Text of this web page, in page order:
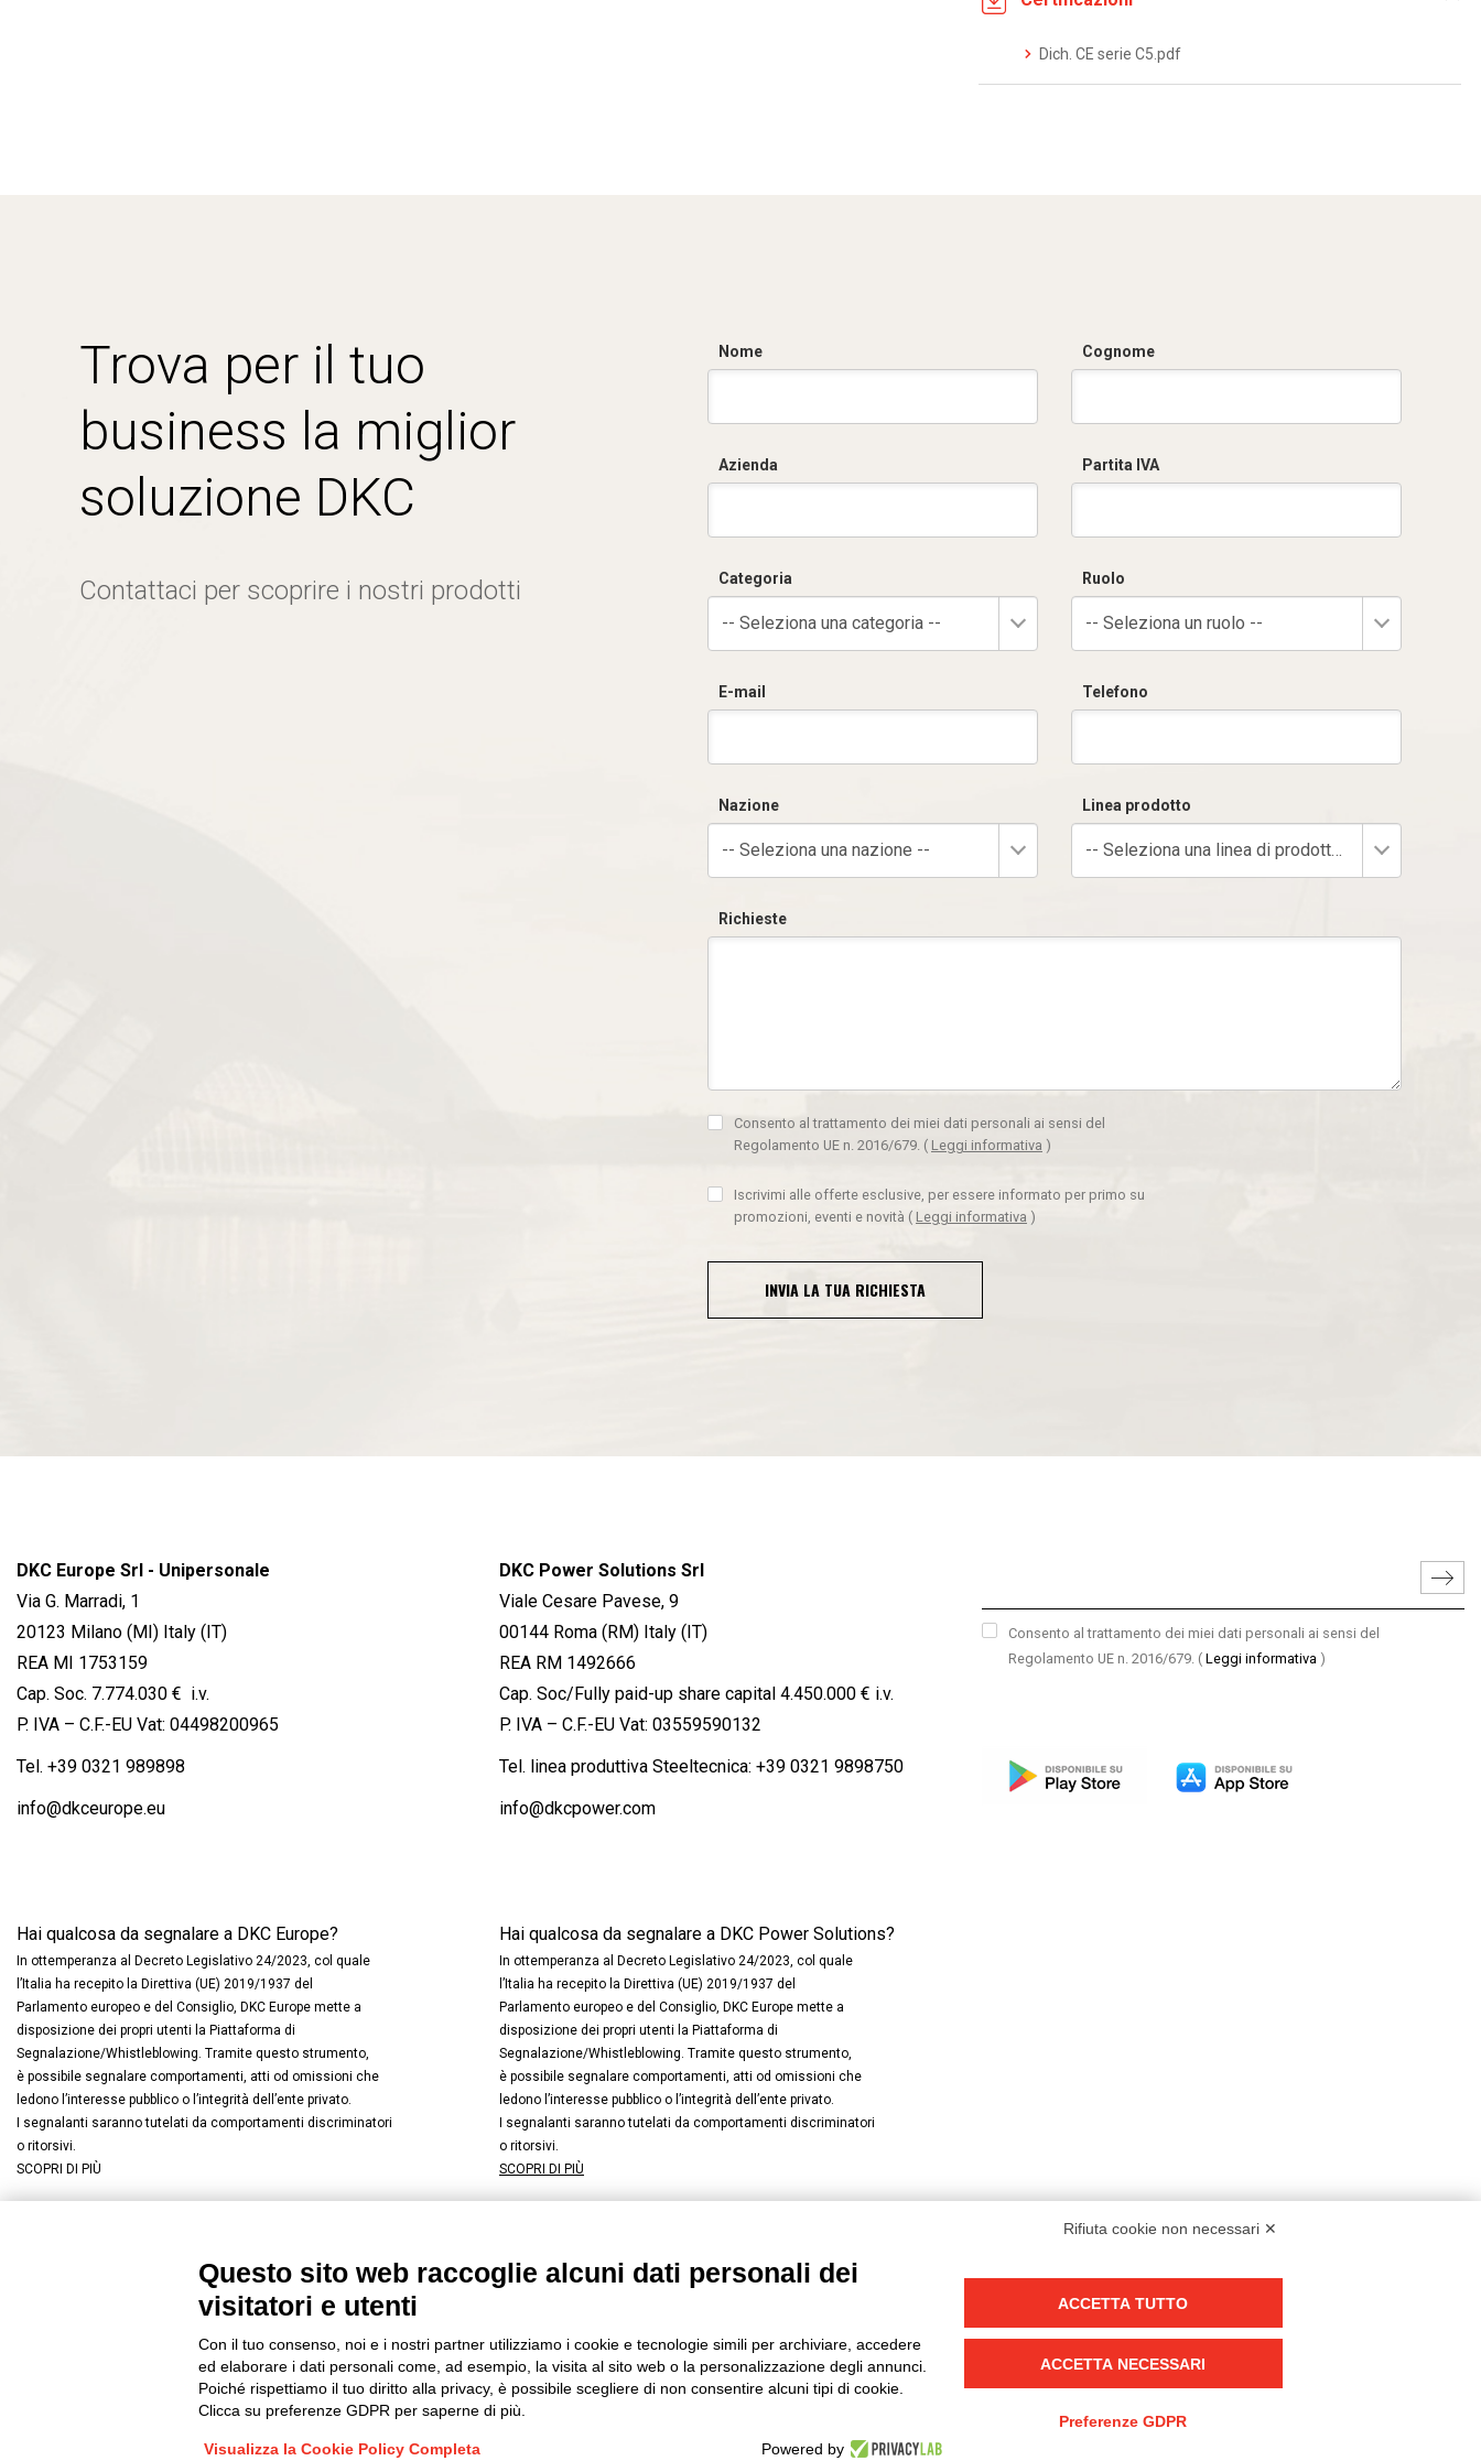
Dich. CE serie C5.pdf
Trova per il tuo
business la miglior
soluzione DKC
Contattaci per scoprire i nostri prodotti
Nome Cognome
Azienda Partita IVA
Categoria
-- Seleziona una categoria --
Ruolo
-- Seleziona un ruolo --
E-mail Telefono
Nazione
-- Seleziona una nazione --
Linea prodotto
-- Seleziona una linea di prodotto --
Richieste
Consento al trattamento dei miei dati personali ai sensi del
Regolamento UE n. 2016/679. ( Leggi informativa )
Iscrivimi alle offerte esclusive, per essere informato per primo su
promozioni, eventi e novità ( Leggi informativa )
INVIA LA TUA RICHIESTA
DKC Europe Srl - Unipersonale
Via G. Marradi, 1
20123 Milano (MI) Italy (IT)
REA MI 1753159
Cap. Soc. 7.774.030 € i.v.
P. IVA – C.F.-EU Vat: 04498200965
Tel. +39 0321 989898
info@dkceurope.eu
Hai qualcosa da segnalare a DKC Europe?
In ottemperanza al Decreto Legislativo 24/2023, col quale
l’Italia ha recepito la Direttiva (UE) 2019/1937 del
Parlamento europeo e del Consiglio, DKC Europe mette a
disposizione dei propri utenti la Piattaforma di
Segnalazione/Whistleblowing. Tramite questo strumento,
è possibile segnalare comportamenti, atti od omissioni che
ledono l’interesse pubblico o l’integrità dell’ente privato.
I segnalanti saranno tutelati da comportamenti discriminatori
o ritorsivi.
SCOPRI DI PIÙ
DKC Power Solutions Srl
Viale Cesare Pavese, 9
00144 Roma (RM) Italy (IT)
REA RM 1492666
Cap. Soc/Fully paid-up share capital 4.450.000 € i.v.
P. IVA – C.F.-EU Vat: 03559590132
Tel. linea produttiva Steeltecnica: +39 0321 9898750
info@dkcpower.com
Hai qualcosa da segnalare a DKC Power Solutions?
In ottemperanza al Decreto Legislativo 24/2023, col quale
l’Italia ha recepito la Direttiva (UE) 2019/1937 del
Parlamento europeo e del Consiglio, DKC Europe mette a
disposizione dei propri utenti la Piattaforma di
Segnalazione/Whistleblowing. Tramite questo strumento,
è possibile segnalare comportamenti, atti od omissioni che
ledono l’interesse pubblico o l’integrità dell’ente privato.
I segnalanti saranno tutelati da comportamenti discriminatori
o ritorsivi.
SCOPRI DI PIÙ
Consento al trattamento dei miei dati personali ai sensi del
Regolamento UE n. 2016/679. ( Leggi informativa )
FACEBOOK LINKEDIN / YOUTUBE INSTAGRAM
Privacy -Cookies -Modifica preferenze Cookie
Rifiuta cookie non necessari ✕
Questo sito web raccoglie alcuni dati personali dei
visitatori e utenti
Con il tuo consenso, noi e i nostri partner utilizziamo i cookie e tecnologie simili per archiviare, accedere
ed elaborare i dati personali come, ad esempio, la visita al sito web o la personalizzazione degli annunci.
Poiché rispettiamo il tuo diritto alla privacy, è possibile scegliere di non consentire alcuni tipi di cookie.
Clicca su preferenze GDPR per saperne di più.
Visualizza la Cookie Policy Completa Powered by
ACCETTA TUTTO
ACCETTA NECESSARI
Preferenze GDPR